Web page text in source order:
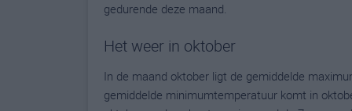
gedurende deze maand.
Het weer in oktober
In de maand oktober ligt de gemiddelde
gemiddelde minimumtemperatuur komt in